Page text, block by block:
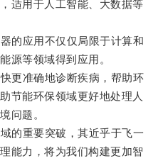
适用于人工智能、大数据等
应用不仅仅局限于计算和
源等领域得到应用。
准确地诊断疾病，帮助环
节能环保领域更好地处理人
问题。
重要突破，其近乎于飞一
能力，将为我们构建更加智